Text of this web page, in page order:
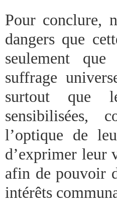
Pour conclure,
dangers que
seulement
suffrage
surtout que
sensibilisées,
l’optique de
d’exprimer leur
afin de pouvoir
intérêts